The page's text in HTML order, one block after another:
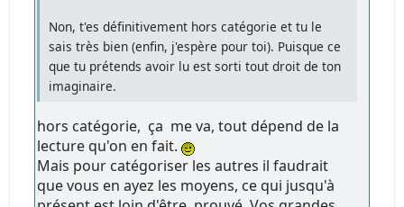
Non, t'es définitivement hors catégorie et tu le
sais très bien (enfin, j'espère pour toi). Puisque ce
que tu prétends avoir lu est sorti tout droit de ton
imaginaire.
hors catégorie, ça me va, tout dépend de la
lecture qu'on en fait.
Mais pour catégoriser les autres il faudrait
que vous en ayez les moyens, ce qui jusqu'à